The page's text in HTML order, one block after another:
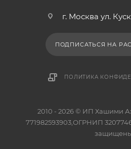
г. Москва ул.
ПОДПИСАТЬСЯ НА
ПОЛИТИКА
2010 - 2026 © ИП Хашими
771982593903,ОГРНИП